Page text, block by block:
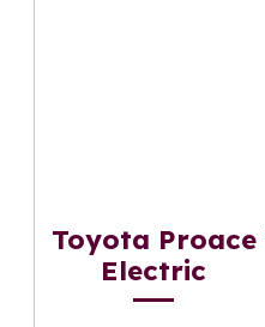
Toyota Proace
Electric